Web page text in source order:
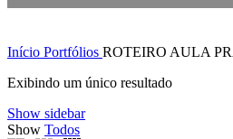
Início Portfólios ROTEIRO AULA
Exibindo um único resultado
Show sidebar
Show Todos